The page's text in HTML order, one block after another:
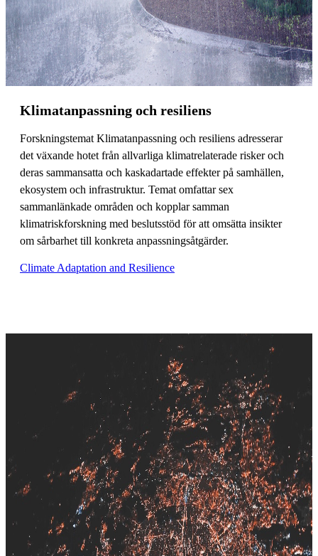
Klimatanpassning och resiliens
Forskningstemat Klimatanpassning och resiliens adresserar
det växande hotet från allvarliga klimatrelaterade risker och
deras sammansatta och kaskadartade effekter på samhällen,
ekosystem och infrastruktur. Temat omfattar sex
sammanlänkade områden och kopplar samman
klimatriskforskning med beslutsstöd för att omsätta insikter
om sårbarhet till konkreta anpassningsåtgärder.
Climate Adaptation and Resilience